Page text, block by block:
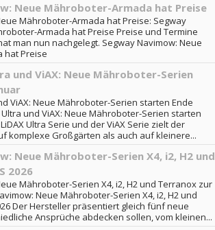
Neue Mähroboter-Armada hat Preise
Mähroboter-Armada hat Preise: Segway
Armada hat Preise Preise und Termine
man nun nachgelegt. Segway Navimow: Neue
hat Preise
und ViAX: Neue Mähroboter-Serien
ViAX: Neue Mähroboter-Serien starten Ende
Ultra und ViAX: Neue Mähroboter-Serien starten
Ultra Serie und der ViAX Serie zielt der
komplexe Großgärten als auch auf kleinere...
Neue Mähroboter-Serien X4, i2, H2 und
2026
Mähroboter-Serien X4, i2, H2 und Terranox zur
Neue Mähroboter-Serien X4, i2, H2 und
Der Hersteller präsentiert gleich fünf neue
Ansprüche abdecken sollen, vom kleinen...